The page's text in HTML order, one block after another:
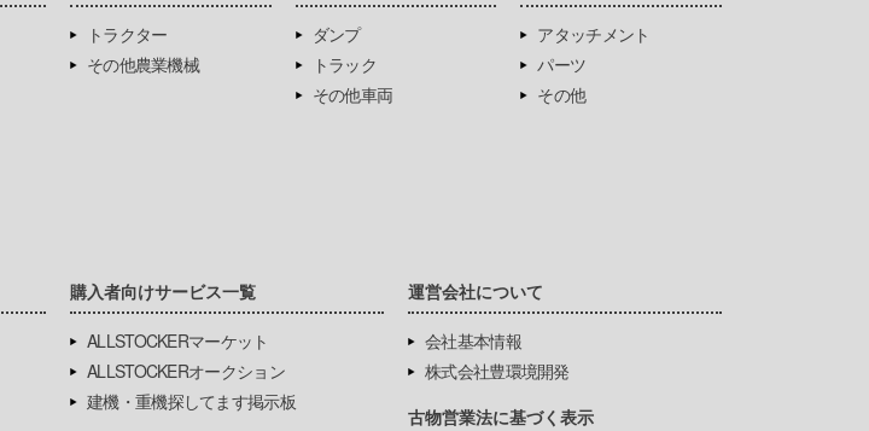
トラクター
その他農業機械
ダンプ
トラック
その他車両
アタッチメント
パーツ
その他
購入者向けサービス一覧
ALLSTOCKERマーケット
ALLSTOCKERオークション
建機・重機探してます掲示板
運営会社について
会社基本情報
株式会社豊環境開発
古物営業法に基づく表示